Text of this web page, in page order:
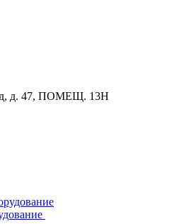
д, д. 47, ПОМЕЩ. 13Н